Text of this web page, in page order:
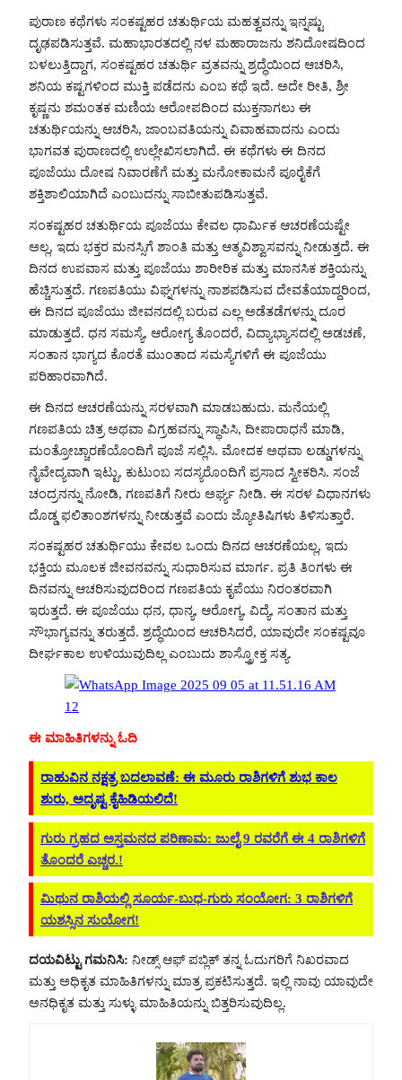
ಪುರಾಣ ಕಥೆಗಳು ಸಂಕಷ್ಟಹರ ಚತುರ್ಥಿಯ ಮಹತ್ವವನ್ನು ಇನ್ನಷ್ಟು
ದೃಢಪಡಿಸುತ್ತವೆ. ಮಹಾಭಾರತದಲ್ಲಿ ನಳ ಮಹಾರಾಜನು ಶನಿದೋಷದಿಂದ
ಬಳಲುತ್ತಿದ್ದಾಗ, ಸಂಕಷ್ಟಹರ ಚತುರ್ಥಿ ವ್ರತವನ್ನು ಶ್ರದ್ಧೆಯಿಂದ ಆಚರಿಸಿ,
ಶನಿಯ ಕಷ್ಟಗಳಿಂದ ಮುಕ್ತಿ ಪಡೆದನು ಎಂಬ ಕಥೆ ಇದೆ. ಅದೇ ರೀತಿ, ಶ್ರೀ
ಕೃಷ್ಣನು ಶಮಂತಕ ಮಣಿಯ ಆರೋಪದಿಂದ ಮುಕ್ತನಾಗಲು ಈ
ಚತುರ್ಥಿಯನ್ನು ಆಚರಿಸಿ, ಜಾಂಬವತಿಯನ್ನು ವಿವಾಹವಾದನು ಎಂದು
ಭಾಗವತ ಪುರಾಣದಲ್ಲಿ ಉಲ್ಲೇಖಿಸಲಾಗಿದೆ. ಈ ಕಥೆಗಳು ಈ ದಿನದ
ಪೂಜೆಯು ದೋಷ ನಿವಾರಣೆಗೆ ಮತ್ತು ಮನೋಕಾಮನೆ ಪೂರೈಕೆಗೆ
ಶಕ್ತಿಶಾಲಿಯಾಗಿದೆ ಎಂಬುದನ್ನು ಸಾಬೀತುಪಡಿಸುತ್ತವೆ.
ಸಂಕಷ್ಟಹರ ಚತುರ್ಥಿಯ ಪೂಜೆಯು ಕೇವಲ ಧಾರ್ಮಿಕ ಆಚರಣೆಯಷ್ಟೇ
ಅಲ್ಲ, ಇದು ಭಕ್ತರ ಮನಸ್ಸಿಗೆ ಶಾಂತಿ ಮತ್ತು ಆತ್ಮವಿಶ್ವಾಸವನ್ನು ನೀಡುತ್ತದೆ. ಈ
ದಿನದ ಉಪವಾಸ ಮತ್ತು ಪೂಜೆಯು ಶಾರೀರಿಕ ಮತ್ತು ಮಾನಸಿಕ ಶಕ್ತಿಯನ್ನು
ಹೆಚ್ಚಿಸುತ್ತದೆ. ಗಣಪತಿಯು ವಿಘ್ನಗಳನ್ನು ನಾಶಪಡಿಸುವ ದೇವತೆಯಾದ್ದರಿಂದ,
ಈ ದಿನದ ಪೂಜೆಯು ಜೀವನದಲ್ಲಿ ಬರುವ ಎಲ್ಲ ಅಡೆತಡೆಗಳನ್ನು ದೂರ
ಮಾಡುತ್ತದೆ. ಧನ ಸಮಸ್ಯೆ, ಆರೋಗ್ಯ ತೊಂದರೆ, ವಿದ್ಯಾಭ್ಯಾಸದಲ್ಲಿ ಅಡಚಣೆ,
ಸಂತಾನ ಭಾಗ್ಯದ ಕೊರತೆ ಮುಂತಾದ ಸಮಸ್ಯೆಗಳಿಗೆ ಈ ಪೂಜೆಯು
ಪರಿಹಾರವಾಗಿದೆ.
ಈ ದಿನದ ಆಚರಣೆಯನ್ನು ಸರಳವಾಗಿ ಮಾಡಬಹುದು. ಮನೆಯಲ್ಲಿ
ಗಣಪತಿಯ ಚಿತ್ರ ಅಥವಾ ವಿಗ್ರಹವನ್ನು ಸ್ಥಾಪಿಸಿ, ದೀಪಾರಾಧನೆ ಮಾಡಿ,
ಮಂತ್ರೋಚ್ಚಾರಣೆಯೊಂದಿಗೆ ಪೂಜೆ ಸಲ್ಲಿಸಿ. ಮೋದಕ ಅಥವಾ ಲಡ್ಡುಗಳನ್ನು
ನೈವೇದ್ಯವಾಗಿ ಇಟ್ಟು, ಕುಟುಂಬ ಸದಸ್ಯರೊಂದಿಗೆ ಪ್ರಸಾದ ಸ್ವೀಕರಿಸಿ. ಸಂಜೆ
ಚಂದ್ರನನ್ನು ನೋಡಿ, ಗಣಪತಿಗೆ ನೀರು ಅರ್ಘ್ಯ ನೀಡಿ. ಈ ಸರಳ ವಿಧಾನಗಳು
ದೊಡ್ಡ ಫಲಿತಾಂಶಗಳನ್ನು ನೀಡುತ್ತವೆ ಎಂದು ಜ್ಯೋತಿಷಿಗಳು ತಿಳಿಸುತ್ತಾರೆ.
ಸಂಕಷ್ಟಹರ ಚತುರ್ಥಿಯು ಕೇವಲ ಒಂದು ದಿನದ ಆಚರಣೆಯಲ್ಲ, ಇದು
ಭಕ್ತಿಯ ಮೂಲಕ ಜೀವನವನ್ನು ಸುಧಾರಿಸುವ ಮಾರ್ಗ. ಪ್ರತಿ ತಿಂಗಳು ಈ
ದಿನವನ್ನು ಆಚರಿಸುವುದರಿಂದ ಗಣಪತಿಯ ಕೃಪೆಯು ನಿರಂತರವಾಗಿ
ಇರುತ್ತದೆ. ಈ ಪೂಜೆಯು ಧನ, ಧಾನ್ಯ, ಆರೋಗ್ಯ, ವಿದ್ಯೆ, ಸಂತಾನ ಮತ್ತು
ಸೌಭಾಗ್ಯವನ್ನು ತರುತ್ತದೆ. ಶ್ರದ್ಧೆಯಿಂದ ಆಚರಿಸಿದರೆ, ಯಾವುದೇ ಸಂಕಷ್ಟವೂ
ದೀರ್ಘಕಾಲ ಉಳಿಯುವುದಿಲ್ಲ ಎಂಬುದು ಶಾಸ್ತ್ರೋಕ್ತ ಸತ್ಯ.
ಈ ಮಾಹಿತಿಗಳನ್ನು ಓದಿ
ರಾಹುವಿನ ನಕ್ಷತ್ರ ಬದಲಾವಣೆ: ಈ ಮೂರು ರಾಶಿಗಳಿಗೆ ಶುಭ ಕಾಲ
ಶುರು, ಅದೃಷ್ಟ ಕೈಹಿಡಿಯಲಿದೆ!
ಗುರು ಗ್ರಹದ ಅಸ್ತಮನದ ಪರಿಣಾಮ: ಜುಲೈ 9 ರವರೆಗೆ ಈ 4 ರಾಶಿಗಳಿಗೆ
ತೊಂದರೆ ಎಚ್ಚರ.!
ಮಿಥುನ ರಾಶಿಯಲ್ಲಿ ಸೂರ್ಯ-ಬುಧ-ಗುರು ಸಂಯೋಗ: 3 ರಾಶಿಗಳಿಗೆ
ಯಶಸ್ಸಿನ ಸುಯೋಗ!
ದಯವಿಟ್ಟು ಗಮನಿಸಿ: ನೀಡ್ಸ್ ಆಫ್ ಪಬ್ಲಿಕ್ ತನ್ನ ಓದುಗರಿಗೆ ನಿಖರವಾದ
ಮತ್ತು ಅಧಿಕೃತ ಮಾಹಿತಿಗಳನ್ನು ಮಾತ್ರ ಪ್ರಕಟಿಸುತ್ತದೆ. ಇಲ್ಲಿ ನಾವು ಯಾವುದೇ
ಅನಧಿಕೃತ ಮತ್ತು ಸುಳ್ಳು ಮಾಹಿತಿಯನ್ನು ಬಿತ್ತರಿಸುವುದಿಲ್ಲ.